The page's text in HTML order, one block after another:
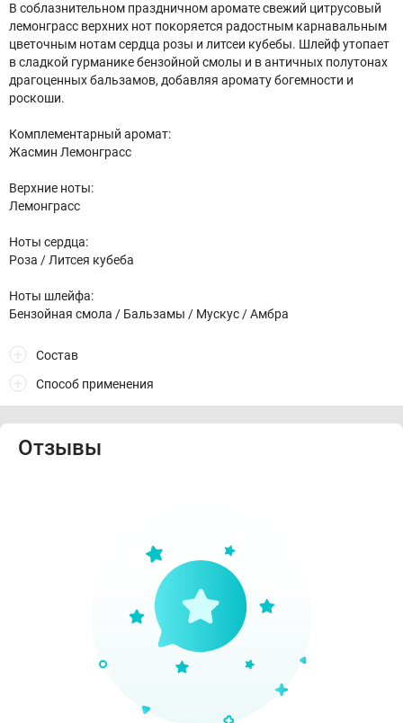
В соблазнительном праздничном аромате свежий цитрусовый
лемонграсс верхних нот покоряется радостным карнавальным
цветочным нотам сердца розы и литсеи кубебы. Шлейф утопает
в сладкой гурманике бензойной смолы и в античных полутонах
драгоценных бальзамов, добавляя аромату богемности и
роскоши.
Комплементарный аромат:
Жасмин Лемонграсс
Верхние ноты:
Лемонграсс
Ноты сердца:
Роза / Литсея кубеба
Ноты шлейфа:
Бензойная смола / Бальзамы / Мускус / Амбра
Состав
Способ применения
Отзывы